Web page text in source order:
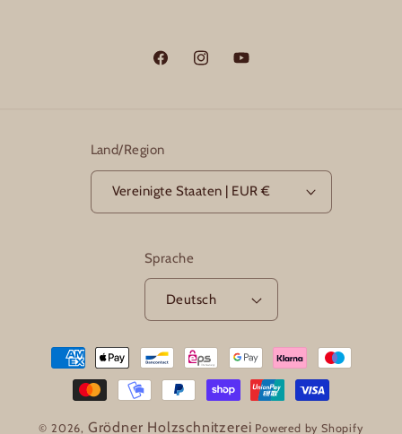
FacebookInstagramYouTube
Land/Region
Vereinigte Staaten | EUR €
Sprache
Deutsch
Zahlungsmethoden
© 2026, Grödner Holzschnitzerei Powered by Shopify